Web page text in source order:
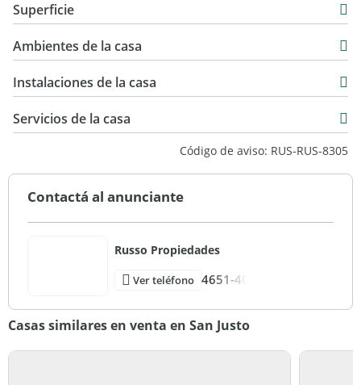
USD 490.000
Superficie
763 m2
214 m2
Ambientes de la casa
Instalaciones de la casa
Servicios de la casa
Código de aviso: RUS-RUS-8305
Contactá al anunciante
Russo Propiedades
Ver teléfono 4651-40
Casas similares en venta en San Justo